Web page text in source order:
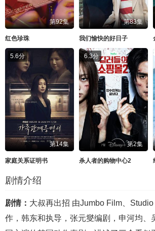
第92集
红色珍珠
第83集
我们愉快的好日子
5.6分
第14集
家庭关系证明书
6.3分
第2集
杀人者的购物中心2
剧情介绍
剧情： 大叔再出招 由Jumbo Film、Studio
作，韩东和执导，张元燮编剧，申河均、